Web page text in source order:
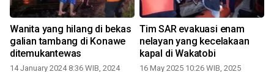
Wanita yang hilang di bekas
galian tambang di Konawe
ditemukantewas
14 January 2024 8:36 WIB, 2024
Tim SAR evakuasi enam
nelayan yang kecelakaan
kapal di Wakatobi
16 May 2025 10:26 WIB, 2025